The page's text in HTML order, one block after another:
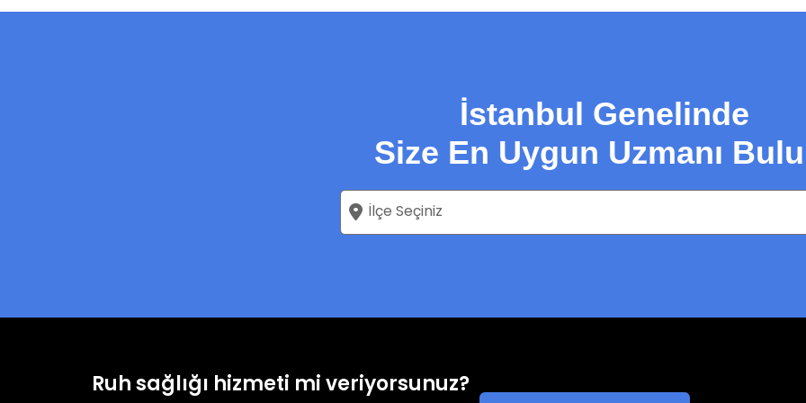
İstanbul Genelinde
Size En Uygun Uzmanı
Ruh sağlığı hizmeti mi veriyorsunuz?